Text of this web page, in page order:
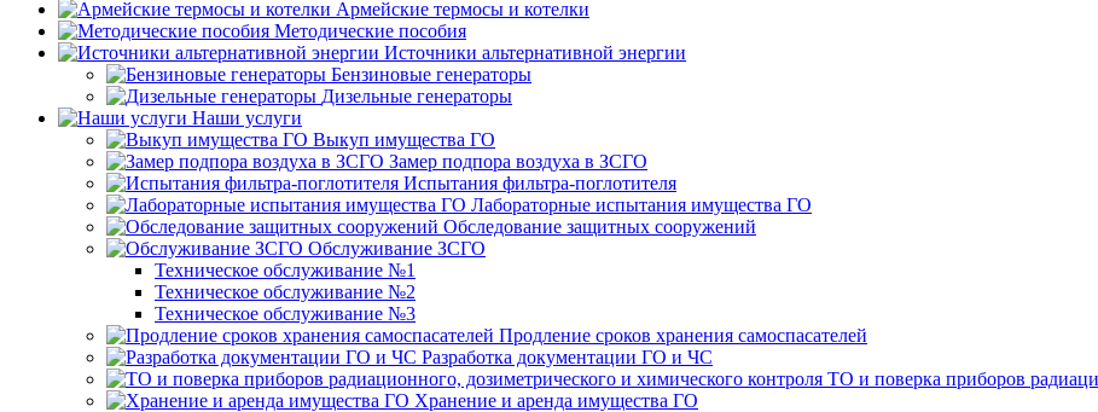
Армейские термосы и котелки
Методические пособия
Источники альтернативной энергии
Бензиновые генераторы
Дизельные генераторы
Наши услуги
Выкуп имущества ГО
Замер подпора воздуха в ЗСГО
Испытания фильтра-поглотителя
Лабораторные испытания имущества ГО
Обследование защитных сооружений
Обслуживание ЗСГО
Техническое обслуживание №1
Техническое обслуживание №2
Техническое обслуживание №3
Продление сроков хранения самоспасателей
Разработка документации ГО и ЧС
ТО и поверка приборов
Хранение и аренда имущества ГО